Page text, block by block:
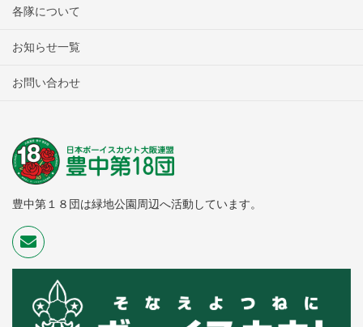
各隊について
お知らせ一覧
お問い合わせ
豊中第１８団は緑地公園周辺へ活動しています。